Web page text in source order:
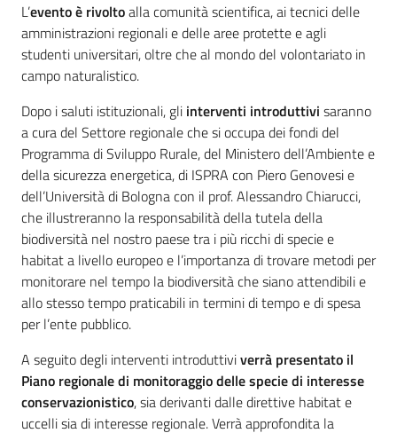
Piani Programmi
Progetti
L’evento è rivoltoalla comunità scientifica, ai tecnici delle
amministrazioni regionali e delle aree protette e agli
studenti universitari, oltre che al mondo del volontariato in
campo naturalistico.
Dopo i saluti istituzionali, gli interventi introduttivi saranno
a cura del Settore regionale che si occupa dei fondi del
Programma di Sviluppo Rurale, del Ministero dell’Ambiente e
della sicurezza energetica, di ISPRA con Piero Genovesi e
dell’Università di Bologna con il prof. Alessandro Chiarucci,
che illustreranno la responsabilità della tutela della
biodiversità nel nostro paese tra i più ricchi di specie e
habitat a livello europeo e l’importanza di trovare metodi per
monitorare nel tempo la biodiversità che siano attendibili e
allo stesso tempo praticabili in termini di tempo e di spesa
per l’ente pubblico.
A seguito degli interventi introduttiviverrà presentato il
Piano regionale di monitoraggio delle specie di interesse
conservazionistico, sia derivanti dalle direttive habitat e
uccelli sia di interesse regionale. Verrà approfondita la